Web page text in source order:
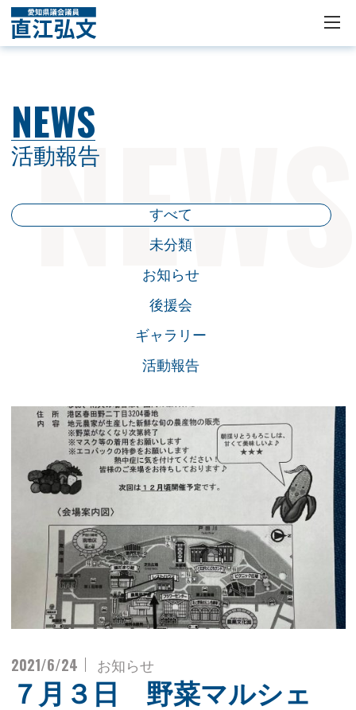
活動報告
NEWS
すべて
未分類
お知らせ
後援会
ギャラリー
活動報告
2021/6/24 お知らせ
７月３日 野菜マルシェ